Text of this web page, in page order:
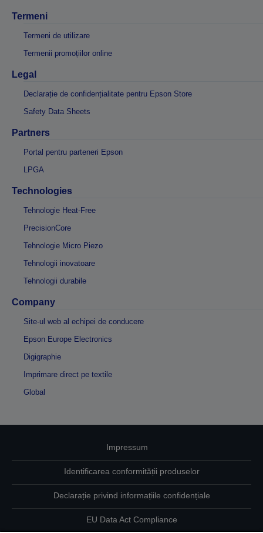
Termeni
Termeni de utilizare
Termenii promoțiilor online
Legal
Declarație de confidențialitate pentru Epson Store
Safety Data Sheets
Partners
Portal pentru parteneri Epson
LPGA
Technologies
Tehnologie Heat-Free
PrecisionCore
Tehnologie Micro Piezo
Tehnologii inovatoare
Tehnologii durabile
Company
Site-ul web al echipei de conducere
Epson Europe Electronics
Digigraphie
Imprimare direct pe textile
Global
Impressum
Identificarea conformității produselor
Declarație privind informațiile confidențiale
EU Data Act Compliance